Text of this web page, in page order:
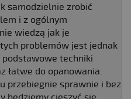
samodzielnie zrobić
i z ogólnym
wiedzą jak je
problemów jest jednak
podstawowe techniki
łatwe do opanowania.
przebiegnie sprawnie i bez